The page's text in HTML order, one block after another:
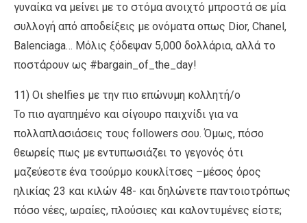
γυναίκα να μείνει με το στόμα ανοιχτό μπροστά σε μία
συλλογή από αποδείξεις με ονόματα οπως Dior, Chanel,
Balenciaga… Mόλις ξόδεψαν 5,000 δολλάρια, αλλά το
ποστάρουν ως #bargain_of_the_day!
11) Οι shelfies με την πιο επώνυμη κολλητή/ο
Το πιο αγαπημένο και σίγουρο παιχνίδι για να
πολλαπλασιάσεις τους followers σου. Όμως, πόσο
θεωρείς πως με εντυπωσιάζει το γεγονός ότι
μαζεύεστε ένα τσούρμο κουκλίτσες –μέσος όρος
ηλικίας 23 και κιλών 48- και δηλώνετε παντοιοτρόπως
πόσο νέες, ωραίες, πλούσιες και καλοντυμένες είστε;